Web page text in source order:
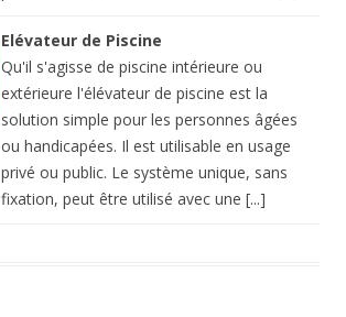
Elévateur de Piscine
Qu'il s'agisse de piscine intérieure ou
extérieure l'élévateur de piscine est la
solution simple pour les personnes âgées
ou handicapées. Il est utilisable en usage
privé ou public. Le système unique, sans
fixation, peut être utilisé avec une [...]